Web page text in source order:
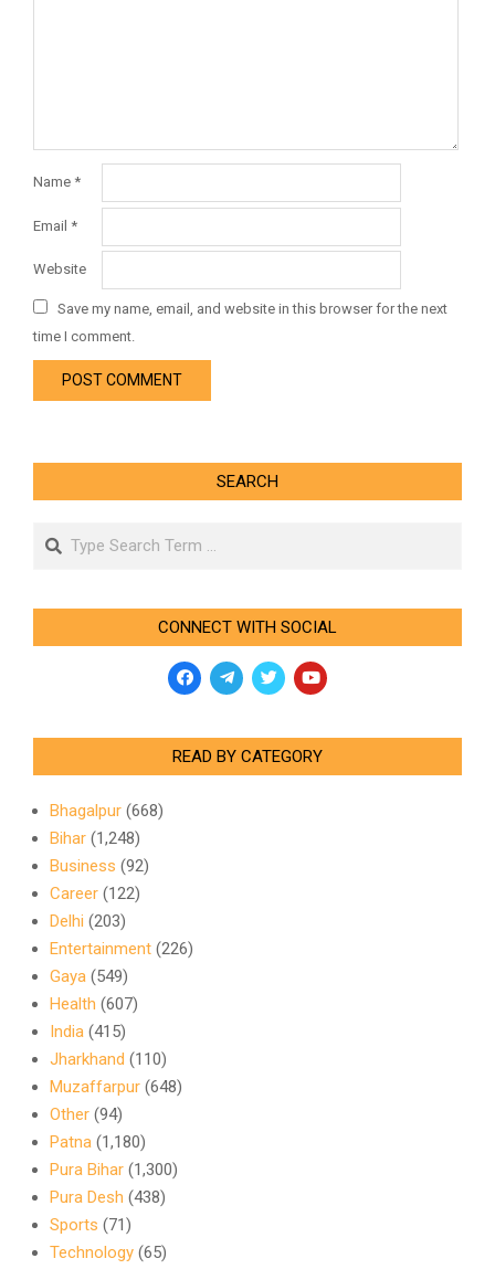
Name *
Email *
Website
Save my name, email, and website in this browser for the next
time I comment.
SEARCH
Search
CONNECT WITH SOCIAL
READ BY CATEGORY
Bhagalpur (668)
Bihar (1,248)
Business (92)
Career (122)
Delhi (203)
Entertainment (226)
Gaya (549)
Health (607)
India (415)
Jharkhand (110)
Muzaffarpur (648)
Other (94)
Patna (1,180)
Pura Bihar (1,300)
Pura Desh (438)
Sports (71)
Technology (65)